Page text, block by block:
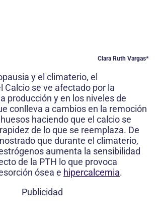
Clara Ruth Vargas*
y el climaterio, el
Calcio se ve afectado por la
producción y en los niveles de
conlleva a cambios en la remoción
haciendo que el calcio se
de lo que se reemplaza. De
que durante el climaterio,
aumenta la sensibilidad
de la PTH lo que provoca
ósea e hipercalcemia.
Publicidad